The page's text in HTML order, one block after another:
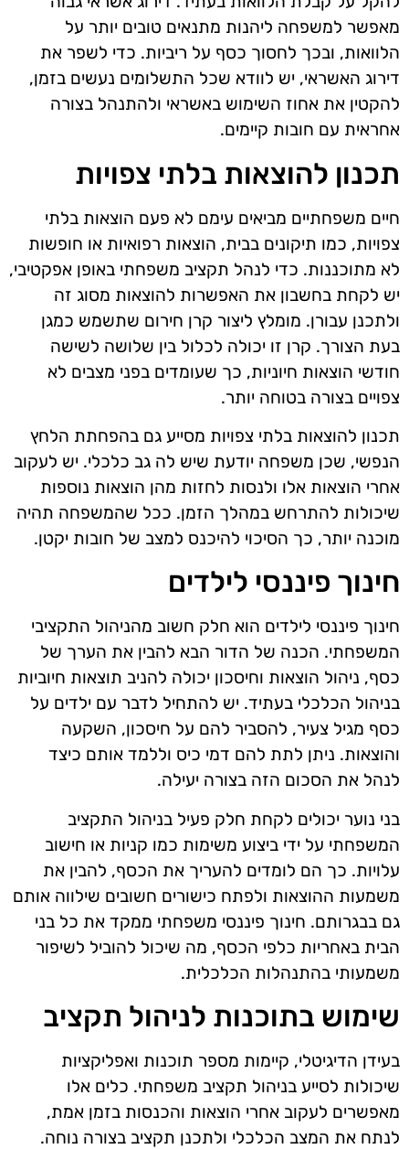
מאפשר למשפחה ליהנות מתנאים טובים יותר על
הלוואות, ובכך לחסוך כסף על ריביות. כדי לשפר את
דירוג האשראי, יש לוודא שכל התשלומים נעשים בזמן,
להקטין את אחוז השימוש באשראי ולהתנהל בצורה
אחראית עם חובות קיימים.
תכנון להוצאות בלתי צפויות
חיים משפחתיים מביאים עימם לא פעם הוצאות בלתי
צפויות, כמו תיקונים בבית, הוצאות רפואיות או חופשות
לא מתוכננות. כדי לנהל תקציב משפחתי באופן אפקטיבי,
יש לקחת בחשבון את האפשרות להוצאות מסוג זה
ולתכנן עבורן. מומלץ ליצור קרן חירום שתשמש כמגן
בעת הצורך. קרן זו יכולה לכלול בין שלושה לשישה
חודשי הוצאות חיוניות, כך שעומדים בפני מצבים לא
צפויים בצורה בטוחה יותר.
תכנון להוצאות בלתי צפויות מסייע גם בהפחתת הלחץ
הנפשי, שכן משפחה יודעת שיש לה גב כלכלי. יש לעקוב
אחרי הוצאות אלו ולנסות לחזות מהן הוצאות נוספות
שיכולות להתרחש במהלך הזמן. ככל שהמשפחה תהיה
מוכנה יותר, כך הסיכוי להיכנס למצב של חובות יקטן.
חינוך פיננסי לילדים
חינוך פיננסי לילדים הוא חלק חשוב מהניהול התקציבי
המשפחתי. הכנה של הדור הבא להבין את הערך של
כסף, ניהול הוצאות וחיסכון יכולה להניב תוצאות חיוביות
בניהול הכלכלי בעתיד. יש להתחיל לדבר עם ילדים על
כסף מגיל צעיר, להסביר להם על חיסכון, השקעה
והוצאות. ניתן לתת להם דמי כיס וללמד אותם כיצד
לנהל את הסכום הזה בצורה יעילה.
בני נוער יכולים לקחת חלק פעיל בניהול התקציב
המשפחתי על ידי ביצוע משימות כמו קניות או חישוב
עלויות. כך הם לומדים להעריך את הכסף, להבין את
משמעות ההוצאות ולפתח כישורים חשובים שילווה אותם
גם בבגרותם. חינוך פיננסי משפחתי ממקד את כל בני
הבית באחריות כלפי הכסף, מה שיכול להוביל לשיפור
משמעותי בהתנהלות הכלכלית.
שימוש בתוכנות לניהול תקציב
בעידן הדיגיטלי, קיימות מספר תוכנות ואפליקציות
שיכולות לסייע בניהול תקציב משפחתי. כלים אלו
מאפשרים לעקוב אחרי הוצאות והכנסות בזמן אמת,
לנתח את המצב הכלכלי ולתכנן תקציב בצורה נוחה.